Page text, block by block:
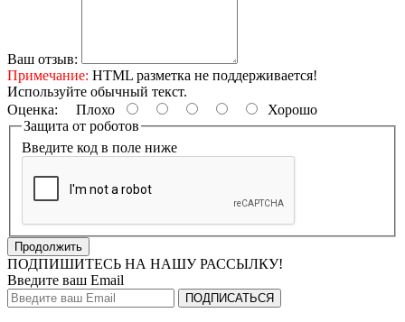
Ваш отзыв:
Примечание: HTML разметка не поддерживается!
Используйте обычный текст.
Оценка: Плохо
Хорошо
Защита от роботов
Введите код в поле ниже
Продолжить
ПОДПИШИТЕСЬ НА НАШУ РАССЫЛКУ!
Введите ваш Email
ПОДПИСАТЬСЯ